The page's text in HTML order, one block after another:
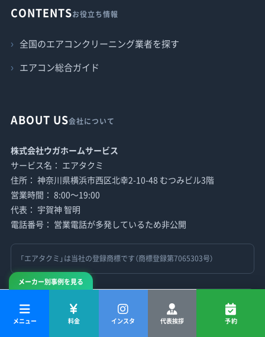
メーカー別事例を見る
メニュー 料金 インスタ 代表挨拶 予約
CONTENTSお役立ち情報
全国のエアコンクリーニング業者を探す
エアコン総合ガイド
ABOUT US会社について
株式会社ウガホームサービス
サービス名： エアタクミ
住所： 神奈川県横浜市西区北幸2-10-48 むつみビル3階
営業時間： 8:00〜19:00
代表： 宇賀神 智明
電話番号： 営業電話が多発しているため非公開
「エアタクミ」は当社の登録商標です（商標登録第7065303号）
※SEOやHPに関するものも含めすべての営業をお断りしております。
エアコンクリーニングのマッチングサービスに関しても登録は致しま
せん。